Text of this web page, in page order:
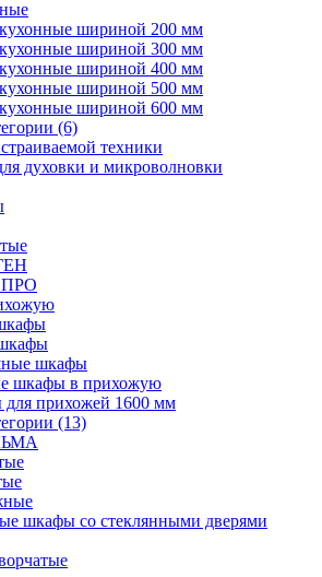
шириной 200 мм
шириной 300 мм
шириной 400 мм
шириной 500 мм
шириной 600 мм
(6)
техники
духовки и микроволновки
ПРО
шкафы
шкафы в прихожую
прихожей 1600 мм
(13)
шкафы со стеклянными дверями